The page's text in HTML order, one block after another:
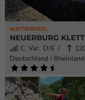
KLETTERSTEIG
NEUERBURG
C Var. D/E /
Deutschland /